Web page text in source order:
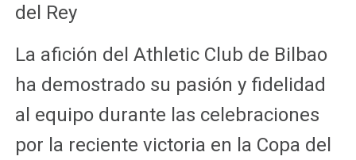
del Rey
La afición del Athletic Club de Bilbao
ha demostrado su pasión y fidelidad
al equipo durante las celebraciones
por la reciente victoria en la Copa del